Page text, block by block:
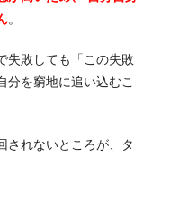
。
失敗しても「この失敗
分を窮地に追い込むこ
されないところが、タ